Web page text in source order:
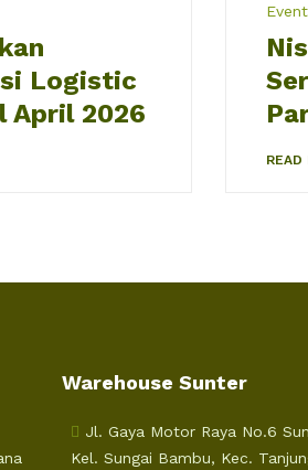
Logistic
April 2026
Event
READ
Warehouse Sunter
Jl. Gaya Motor Raya No.6
Kel. Sungai Bambu, Kec.